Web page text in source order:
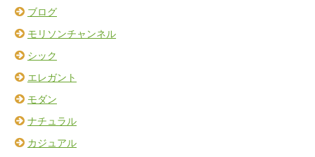
ブログ
モリソンチャンネル
シック
エレガント
モダン
ナチュラル
カジュアル